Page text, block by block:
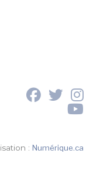
:Numérique.ca